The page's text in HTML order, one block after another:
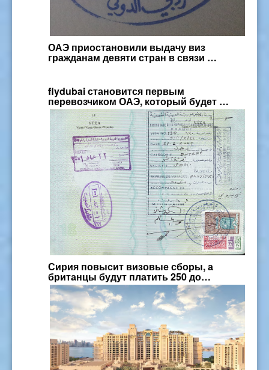
ОАЭ приостановили выдачу виз
гражданам девяти стран в связи …
flydubai становится первым
перевозчиком ОАЭ, который будет …
Сирия повысит визовые сборы, а
британцы будут платить 250 до…